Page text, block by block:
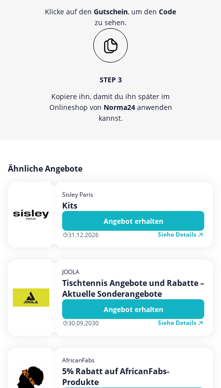
Klicke auf den Gutschein, um den Code
zu sehen.
STEP 3
Kopiere ihn, damit du ihn später im
Onlineshop von Norma24anwenden
kannst.
Ähnliche Angebote
Sisley Paris
Kits
Angebot erhalten
31.12.2026 Siehe Details
JOOLA
Tischtennis Angebote und Rabatte –
Aktuelle Sonderangebote
Angebot erhalten
30.09.2030 Siehe Details
AfricanFabs
5% Rabatt auf AfricanFabs-
Produkte